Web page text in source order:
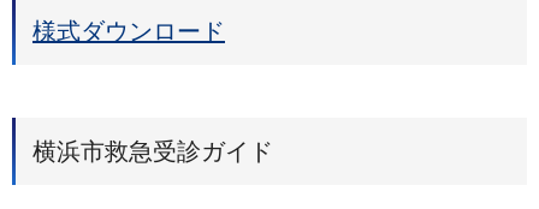
様式ダウンロード
横浜市救急受診ガイド